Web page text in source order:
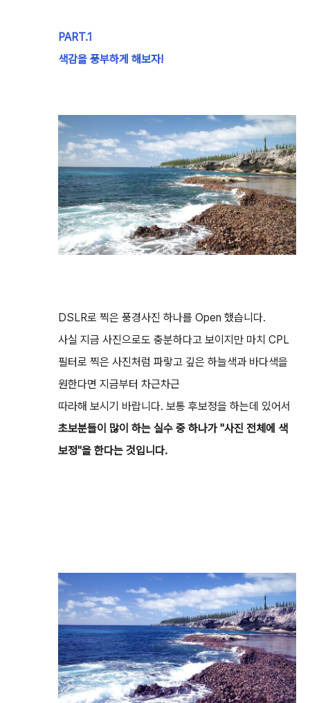
PART.1
색감을 풍부하게 해보자!
DSLR로 찍은 풍경사진 하나를 Open 했습니다.
사실 지금 사진으로도 충분하다고 보이지만 마치 CPL
필터로 찍은 사진처럼 파랗고 깊은 하늘색과 바다색을
원한다면 지금부터 차근차근
따라해 보시기 바랍니다. 보통 후보정을 하는데 있어서
초보분들이 많이 하는 실수 중 하나가 "사진 전체에 색
보정"을 한다는 것입니다.